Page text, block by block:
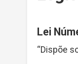
Lei
“Dispõe